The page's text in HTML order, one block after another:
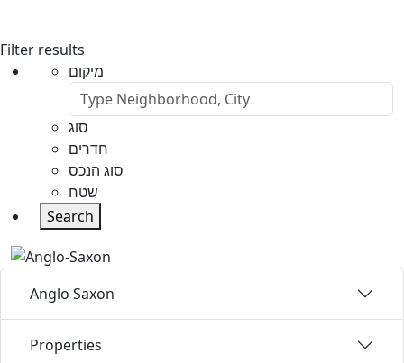
Filter results
מיקום
סוג
חדרים
סוג הנכס
שטח
Search
Anglo Saxon
Properties